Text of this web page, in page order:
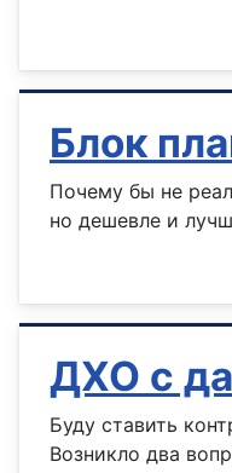
Блок
Почему бы не
но дешевле и
ДХО с
Буду ставить
Возникло два